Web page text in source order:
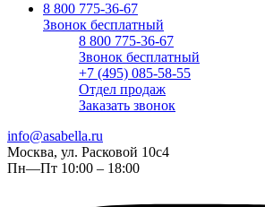
8 800 775-36-67
Звонок бесплатный
8 800 775-36-67
Звонок бесплатный
+7 (495) 085-58-55
Отдел продаж
Заказать звонок
info@asabella.ru
Москва, ул. Расковой 10с4
Пн—Пт 10:00 – 18:00